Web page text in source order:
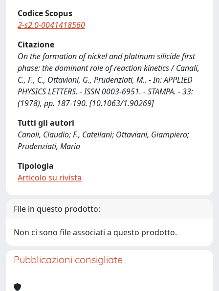
Codice Scopus
2-s2.0-0041418560
Citazione
On the formation of nickel and platinum silicide first
phase: the dominant role of reaction kinetics / Canali,
C., F., C., Ottaviani, G., Prudenziati, M.. - In: APPLIED
PHYSICS LETTERS. - ISSN 0003-6951. - STAMPA. - 33:
(1978), pp. 187-190. [10.1063/1.90269]
Tutti gli autori
Canali, Claudio; F., Catellani; Ottaviani, Giampiero;
Prudenziati, Maria
Tipologia
Articolo su rivista
File in questo prodotto:
Non ci sono file associati a questo prodotto.
Pubblicazioni consigliate